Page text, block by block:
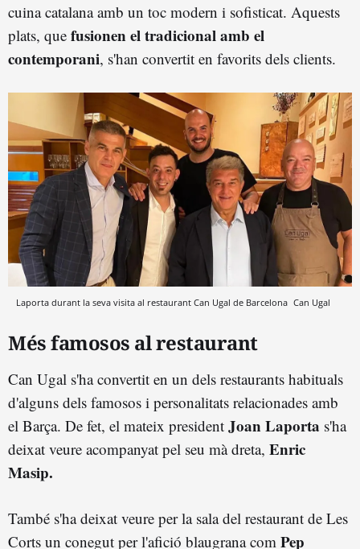
cuina catalana amb un toc modern i sofisticat. Aquests
plats, que fusionen el tradicional amb el
contemporani, s'han convertit en favorits dels clients.
Laporta durant la seva visita al restaurant Can Ugal de Barcelona Can Ugal
Més famosos al restaurant
Can Ugal s'ha convertit en un dels restaurants habituals
d'alguns dels famosos i personalitats relacionades amb
el Barça. De fet, el mateix president Joan Laporta s'ha
deixat veure acompanyat pel seu mà dreta, Enric
Masip.
També s'ha deixat veure per la sala del restaurant de Les
Corts un conegut per l'afició blaugrana com Pep